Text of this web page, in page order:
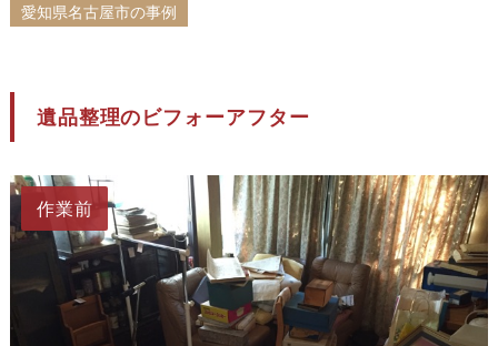
愛知県名古屋市の事例
遺品整理のビフォーアフター
作業前